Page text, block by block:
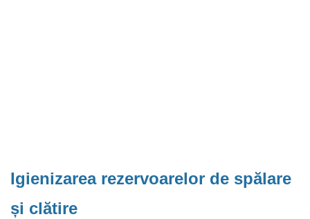
Igienizarea rezervoarelor de spălare
și clătire